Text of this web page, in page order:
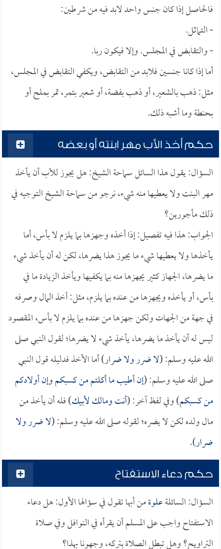
فالحاصل إذا كان جنس واحد لابد فيه من شرطين:
- التماثل.
- والتقابض في المجلس. وإلا فيكون ربا.
أما إذا كانا جنسين فلابد من التقابض، ويكفي التقابض في المجلس،
مثل: ذهب بالشعير، أو ذهب بفضة، أو شعير بتمر، تمر بملح أو
بحنطة وما أشبه ذلك.
حكم أخذ الأب مهر ابنته أو بعضه
السؤال: يقول هذا السائل سماحة الشيخ: هل يجوز للأب أن يأخذ
مهر البنت ولا يعطيها منه شيء، نرجو من سماحة الشيخ التوجيه في
ذلك مأجورين؟
الجواب: هذا فيه تفصيل: إذا أخذه وجهزها بما يلزم لا بأس، أما
يأخذها ولا يعطيها شيء ما يجوز هذا يضرها، لكن له أن يأخذ شيء
ما يضرها، الجهاز كثير يجهزها منه بما يكفيها ويأخذ الزيادة ما في
بأس، أو يأخذه ويجهزها من عنده بما يلزم، مثل: أخذ المال وصرفه
في جهة من الجهات ولكن جهزها من عنده بما يلزم لا بأس، المقصود
ليس له أن يأخذ ما يضرها، يأخذ شيء لا يضرها؛ لقول النبي صلى
الله عليه وسلم: (لا ضرر ولا ضرار) أما الأخذ فدليله قول النبي
صلى الله عليه وسلم: (إن أطيب ما أكلتم من كسبكم وإن أولادكم
من كسبكم) وفي لفظ آخر: (أنت ومالك لأبيك) فله أن يأخذ من
مال ولده لكن لا يضره؛ لقوله صلى الله عليه وسلم: (لا ضرر ولا
ضرار).
حكم دعاء الاستفتاح
السؤال: السائلةعلوةمن أبها تقول في سؤالها الأول: هل دعاء
الاستفتاح واجب على المسلم أن يقرأه في النوافل وفي صلاة
التراويح؟ وهل تبطل الصلاة بتركه، وجهونا بهذا؟